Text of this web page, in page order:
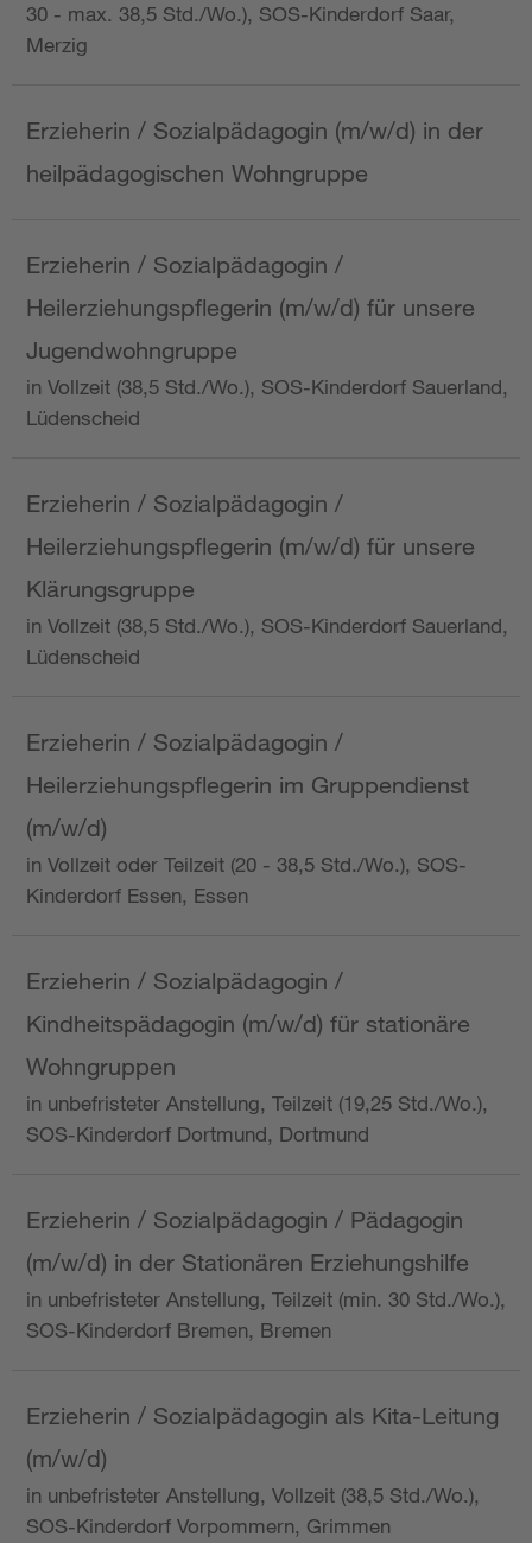
30 - max. 38,5 Std./Wo.), SOS-Kinderdorf Saar,
Merzig
Erzieherin / Sozialpädagogin (m/w/d) in der
heilpädagogischen Wohngruppe
Erzieherin / Sozialpädagogin /
Heilerziehungspflegerin (m/w/d) für unsere
Jugendwohngruppe
in Vollzeit (38,5 Std./Wo.), SOS-Kinderdorf Sauerland,
Lüdenscheid
Erzieherin / Sozialpädagogin /
Heilerziehungspflegerin (m/w/d) für unsere
Klärungsgruppe
in Vollzeit (38,5 Std./Wo.), SOS-Kinderdorf Sauerland,
Lüdenscheid
Erzieherin / Sozialpädagogin /
Heilerziehungspflegerin im Gruppendienst
(m/w/d)
in Vollzeit oder Teilzeit (20 - 38,5 Std./Wo.), SOS-
Kinderdorf Essen, Essen
Erzieherin / Sozialpädagogin /
Kindheitspädagogin (m/w/d) für stationäre
Wohngruppen
in unbefristeter Anstellung, Teilzeit (19,25 Std./Wo.),
SOS-Kinderdorf Dortmund, Dortmund
Erzieherin / Sozialpädagogin / Pädagogin
(m/w/d) in der Stationären Erziehungshilfe
in unbefristeter Anstellung, Teilzeit (min. 30 Std./Wo.),
SOS-Kinderdorf Bremen, Bremen
Erzieherin / Sozialpädagogin als Kita-Leitung
(m/w/d)
in unbefristeter Anstellung, Vollzeit (38,5 Std./Wo.),
SOS-Kinderdorf Vorpommern, Grimmen